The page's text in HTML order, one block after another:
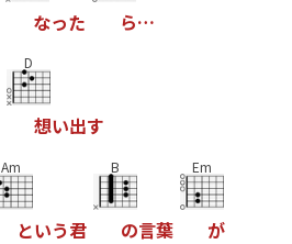
なった ら…
D
想い出す
Am
という君
B
の言葉
Em
が